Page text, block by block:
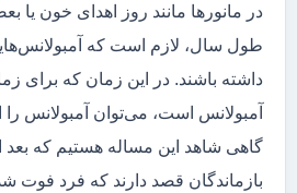
در مانور‌ها مانند روز اهدای خون
طول سال، لازم است که
داشته باشند. در این زمان که برای
آمبولانس است، می‌توان آمبولانس را
گاهی شاهد این مساله هستیم که
بازماندگان قصد دارند که فرد فوت